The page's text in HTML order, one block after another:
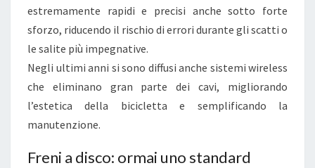
estremamente rapidi e precisi anche sotto forte
sforzo, riducendo il rischio di errori durante gli scatti o
le salite più impegnative.
Negli ultimi anni si sono diffusi anche sistemi wireless
che eliminano gran parte dei cavi, migliorando
l’estetica della bicicletta e semplificando la
manutenzione.
Freni a disco: ormai uno standard